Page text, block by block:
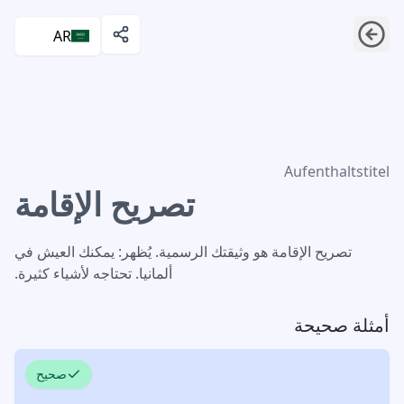
AR
تصريح الإقامة
Aufenthaltstitel
تصريح الإقامة
تصريح الإقامة هو وثيقتك الرسمية. يُظهر: يمكنك العيش في
ألمانيا. تحتاجه لأشياء كثيرة.
أمثلة صحيحة
صحيح